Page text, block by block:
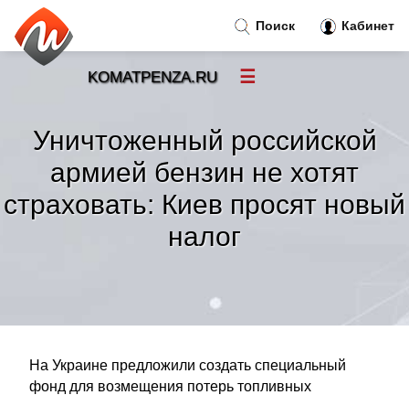
Уничтоженный российской
армией бензин не хотят
страховать: Киев просят новый
налог
На Украине предложили создать специальный
фонд для возмещения потерь топливных
Поиск Кабинет
KOMATPENZA.RU ☰
Новости»
Тренды новостей»
Рубрики»